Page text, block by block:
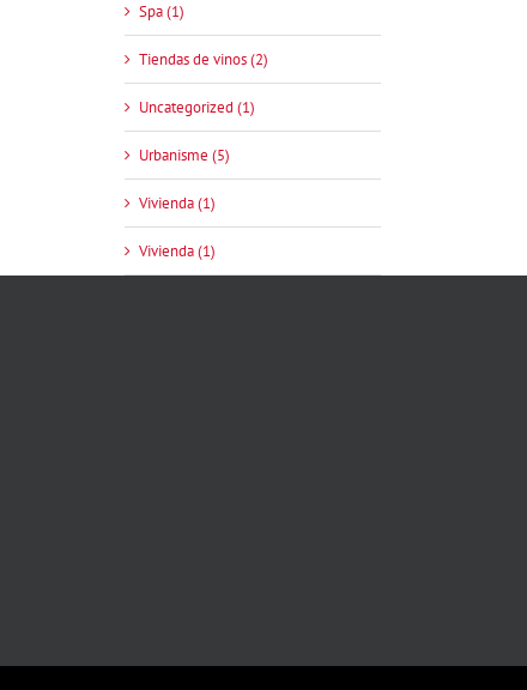
Spa (1)
Tiendas de vinos (2)
Uncategorized (1)
Urbanisme (5)
Vivienda (1)
Vivienda (1)